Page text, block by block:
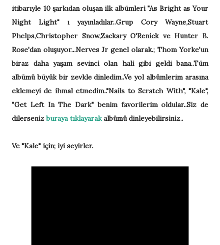
itibarıyle 10 şarkıdan oluşan ilk albümleri "As Bright as Your
Night Light" ı yayınladılar..Grup Cory Wayne,Stuart
Phelps,Christopher Snow,Zackary O'Renick ve Hunter B.
Rose'dan oluşuyor...Nerves Jr genel olarak.; Thom Yorke'un
biraz daha yaşam sevinci olan hali gibi geldi bana..Tüm
albümü büyük bir zevkle dinledim..Ve yol albümlerim arasına
eklemeyi de ihmal etmedim.."Nails to Scratch With", "Kale",
"Get Left In The Dark" benim favorilerim oldular..Siz de
dilersenizburaya tıklayarakalbümü dinleyebilirsiniz..
Ve "Kale" için; iyi seyirler.